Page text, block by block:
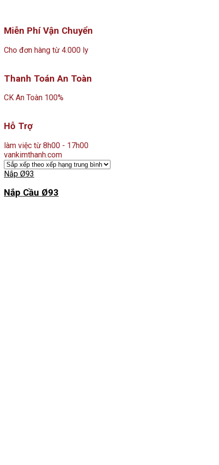
Miễn Phí Vận Chuyển
Cho đơn hàng từ 4.000 ly
Thanh Toán An Toàn
CK An Toàn 100%
Hỗ Trợ
làm việc từ 8h00 - 17h00
vankimthanh.com
Nắp Ø93
Nắp Cầu Ø93